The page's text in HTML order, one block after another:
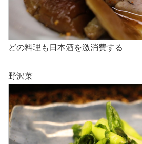
どの料理も日本酒を激消費する
野沢菜